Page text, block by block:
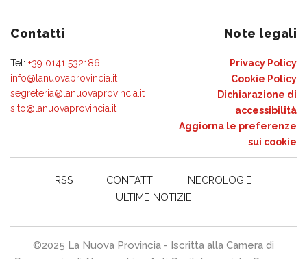
Contatti
Tel: +39 0141 532186
info@lanuovaprovincia.it
segreteria@lanuovaprovincia.it
sito@lanuovaprovincia.it
Note legali
Privacy Policy
Cookie Policy
Dichiarazione di
accessibilità
Aggiorna le preferenze
sui cookie
RSS CONTATTI
NECROLOGIE
ULTIME NOTIZIE
©2025 La Nuova Provincia - Iscritta alla Camera di